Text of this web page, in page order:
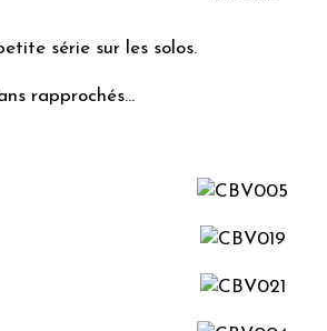
série sur les solos.
rapprochés...